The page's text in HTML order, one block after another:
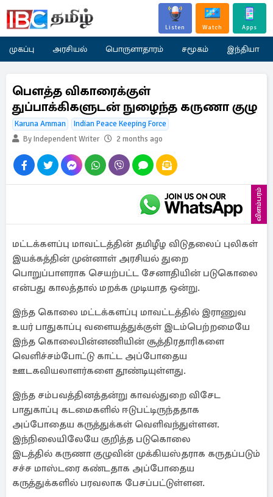
Listen Watch Apps
முகப்பு அரசியல் பொருளாதாரம் சமூகம் இந்தியா
பௌத்த விகாரைக்குள்
துப்பாக்கிகளுடன் நுழைந்த கருணா குழு
Karuna Amman
Indian Peace Keeping Force
By Independent Writer
2 months ago
விளம்பரம்
மட்டக்களப்பு மாவட்டத்தின் தமிழீழ விடுதலைப் புலிகள்
இயக்கத்தின் முன்னாள் அரசியல் துறை
பொறுப்பாளராக செயற்பட்ட சேனாதியின் படுகொலை
என்பது காலத்தால் மறக்க முடியாத ஒன்று.
இந்த கொலை மட்டக்களப்பு மாவட்டத்தில் இராணுவ
உயர் பாதுகாப்பு வளையத்துக்குள் இடம்பெற்றமையே
இந்த கொலைபின்னணியின் சூத்திரதாரிகளை
வெளிச்சம்போட்டு காட்ட அப்போதைய
ஊடகவியலாளர்களை தூண்டியுள்ளது.
இந்த சம்பவத்தினத்தன்று காவல்துறை விசேட
பாதுகாப்பு கடமைகளில் ஈடுபட்டிருந்ததாக
அப்போதைய கருத்துக்கள் வெளிவந்துள்ளன.
இந்நிலையிலேயே குறித்த படுகொலை
இடத்தில் கருணா குழுவின் முக்கியஸ்தராக கருதப்படும்
சச்ச மாஸ்டரை கண்டதாக அப்போதைய
கருத்துக்களில் பரவலாக பேசப்பட்டுள்ளன.